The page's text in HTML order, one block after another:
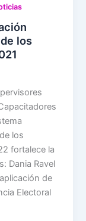
los
los
fortalece la
Dania Ravel
de
Electoral